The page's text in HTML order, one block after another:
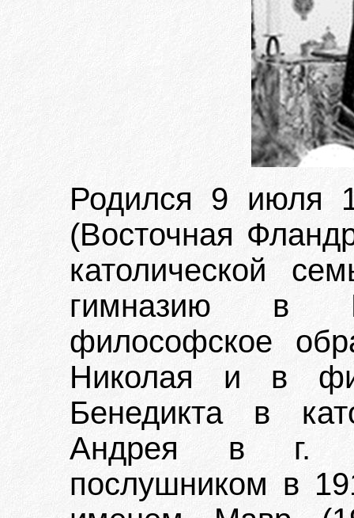
Родился 9 июля
(Восточная
католической
гимназию в
философское
Николая и в
Бенедикта в
Андрея в г.
послушником в